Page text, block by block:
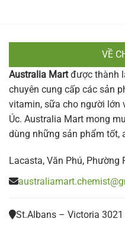
VỀ
Australia Martđược thành
chuyên cung cấp các sản
vitamin, sữa cho người lớn
Úc. Australia Mart mong
dùng những sản phẩm tốt,
Lacasta, Văn Phú, Phường
St.Albans – Victoria